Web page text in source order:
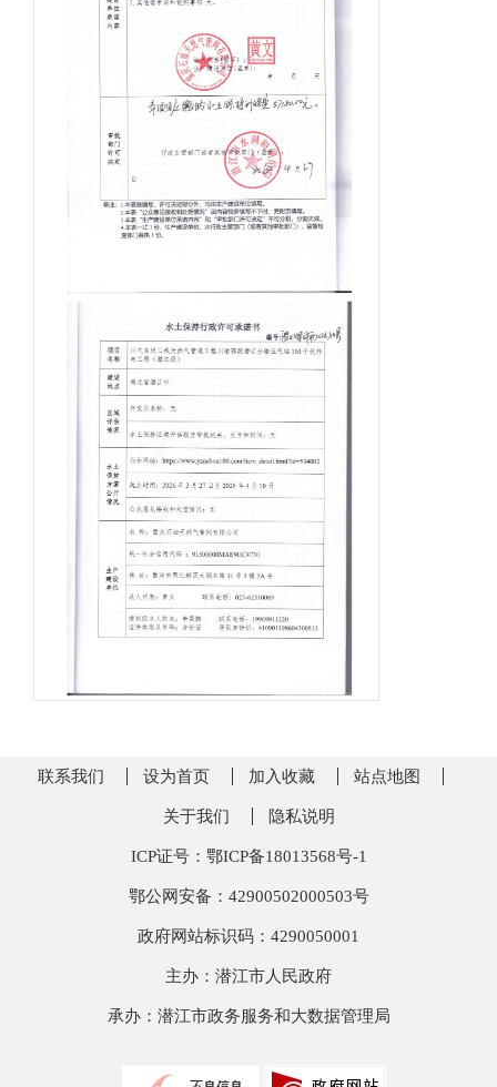
联系我们 设为首页 加入收藏 站点地图
关于我们 隐私说明
ICP证号：鄂ICP备18013568号-1
鄂公网安备：42900502000503号
政府网站标识码：4290050001
主办：潜江市人民政府
承办：潜江市政务服务和大数据管理局